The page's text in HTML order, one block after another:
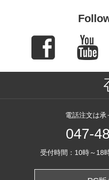
電話注文は承
047-
受付時間：10時～18